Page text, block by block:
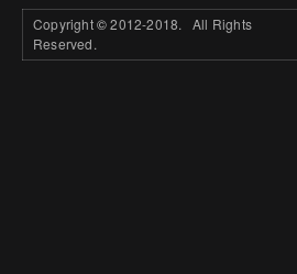
Copyright©2012-2018. All Rights
Reserved.